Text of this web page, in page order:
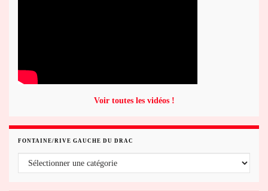
Voir toutes les vidéos !
FONTAINE/RIVE GAUCHE DU DRAC